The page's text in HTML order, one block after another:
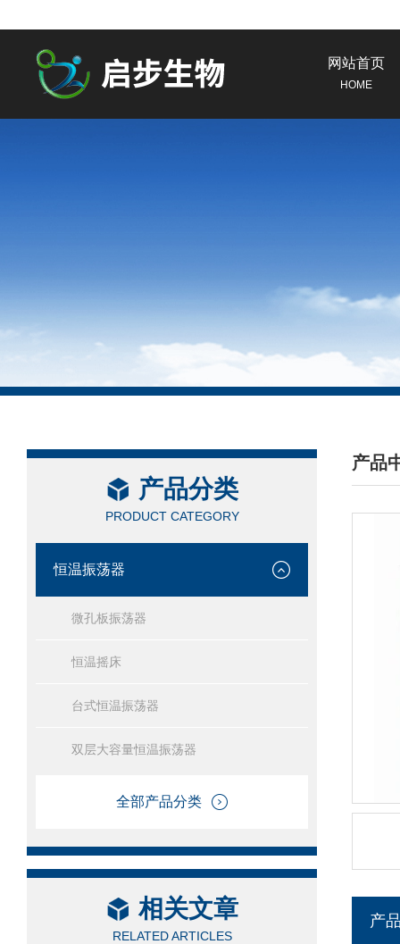
网站首页
HOME
产品分类
PRODUCT CATEGORY
恒温振荡器
微孔板振荡器
恒温摇床
台式恒温振荡器
双层大容量恒温振荡器
全部产品分类
相关文章
RELATED ARTICLES
产品
/
产